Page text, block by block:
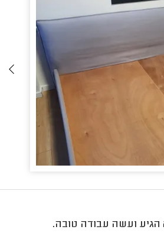
הגיע ועשה עבודה טובה.